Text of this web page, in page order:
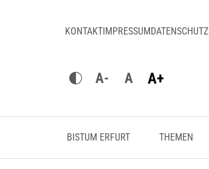
KONTAKTIMPRESSUMDATENSCHUTZ
A- A A+
BISTUM ERFURT THEMEN